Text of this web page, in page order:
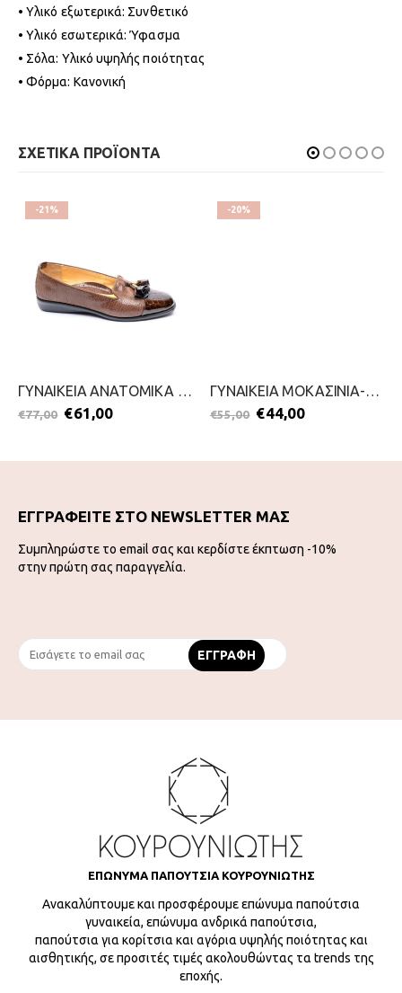
• Υλικό εξωτερικά: Συνθετικό
• Υλικό εσωτερικά: Ύφασμα
• Σόλα: Υλικό υψηλής ποιότητας
• Φόρμα: Κανονική
ΣΧΕΤΙΚΑ ΠΡΟΪΟΝΤΑ
-21%
ΓΥΝΑΙΚΕΙΑ ΑΝΑΤΟΜΙΚΑ ΜΟΚΑΣΙΝΙΑ-RELAX ANATOMIC-2111-0348-ΚΑΦΕ
€77,00 €61,00
-20%
ΓΥΝΑΙΚΕΙΑ ΜΟΚΑΣΙΝΙΑ-PICCADILLY-2111-0368-ΜΑΥΡΟ
€55,00 €44,00
ΕΓΓΡΑΦΕΙΤΕ ΣΤΟ NEWSLETTER ΜΑΣ
Συμπληρώστε το email σας και κερδίστε έκπτωση -10%
στην πρώτη σας παραγγελία.
ΕΠΩΝΥΜΑ ΠΑΠΟΥΤΣΙΑ ΚΟΥΡΟΥΝΙΩΤΗΣ
Ανακαλύπτουμε και προσφέρουμε επώνυμα παπούτσια
γυναικεία, επώνυμα ανδρικά παπούτσια,
παπούτσια για κορίτσια και αγόρια υψηλής ποιότητας και
αισθητικής, σε προσιτές τιμές ακολουθώντας τα trends της
εποχής.